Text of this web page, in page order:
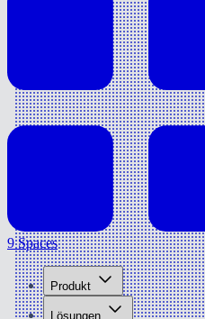
9 Spaces
Produkt
Lösungen